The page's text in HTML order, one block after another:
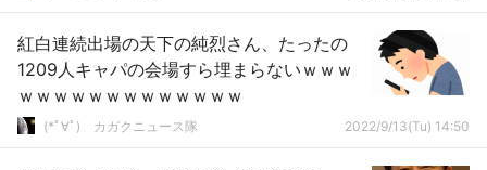
紅白連続出場の天下の純烈さん、たったの
1209人キャパの会場すら埋まらないｗｗｗ
ｗｗｗｗｗｗｗｗｗｗｗｗｗ
(*ﾟ∀ﾟ)ゞカガクニュース隊 2022/9/13(Tu) 14:50